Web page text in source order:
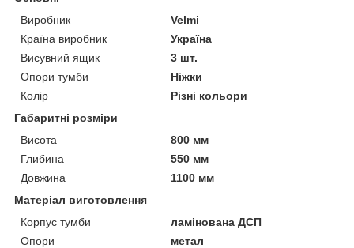
Виробник
Velmi
Країна виробник
Україна
Висувний ящик
3 шт.
Опори тумби
Ніжки
Колір
Різні кольори
Габаритні розміри
Висота
800 мм
Глибина
550 мм
Довжина
1100 мм
Матеріал виготовлення
Корпус тумби
ламінована ДСП
Опори
метал